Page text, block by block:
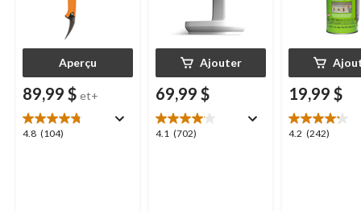
Aperçu
89,99 $ et+
4.8 (104)
4.8
Ajouter
69,99 $
4.1 (702)
4.1
19,99 $
4.2 (242)
4.2